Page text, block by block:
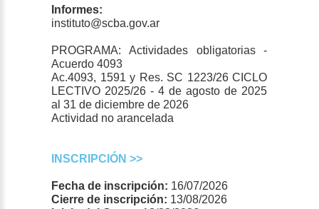
Informes:
instituto@scba.gov.ar
PROGRAMA: Actividades obligatorias -
Acuerdo 4093
Ac.4093, 1591 y Res. SC 1223/26 CICLO
LECTIVO 2025/26 - 4 de agosto de 2025
al 31 de diciembre de 2026
Actividad no arancelada
INSCRIPCIÓN >>
Fecha de inscripción: 16/07/2026
Cierre de inscripción: 13/08/2026